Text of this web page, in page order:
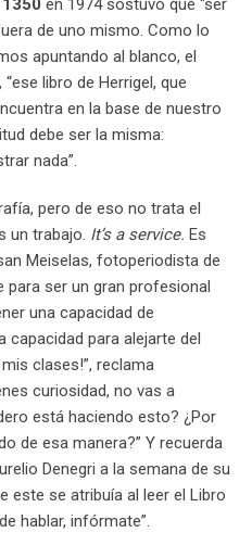
en 1974 sostuvo que “ser
de uno mismo. Como lo
apuntando al blanco, el
libro de Herrigel, que
en la base de nuestro
debe ser la misma:
nada”.
pero de eso no trata el
un trabajo. It’s a service. Es
Meiselas, fotoperiodista de
para ser un gran profesional
una capacidad de
para alejarte del
clases!”, reclama
curiosidad, no vas a
está haciendo esto? ¿Por
de esa manera?” Y recuerda
Denegri a la semana de su
este se atribuía al leer el Libro
hablar, infórmate”.